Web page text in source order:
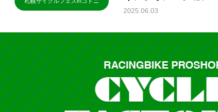
2025.06.03